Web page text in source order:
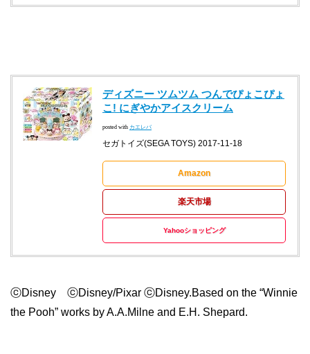
ディズニー ツムツム つんでぴょこぴょ
こ! にぎやかアイスクリーム
posted with カエレバ
セガトイズ(SEGA TOYS) 2017-11-18
Amazon
楽天市場
Yahooショッピング
ⓒDisney ⓒDisney/Pixar ⓒDisney.Based on the “Winnie
the Pooh” works by A.A.Milne and E.H. Shepard.